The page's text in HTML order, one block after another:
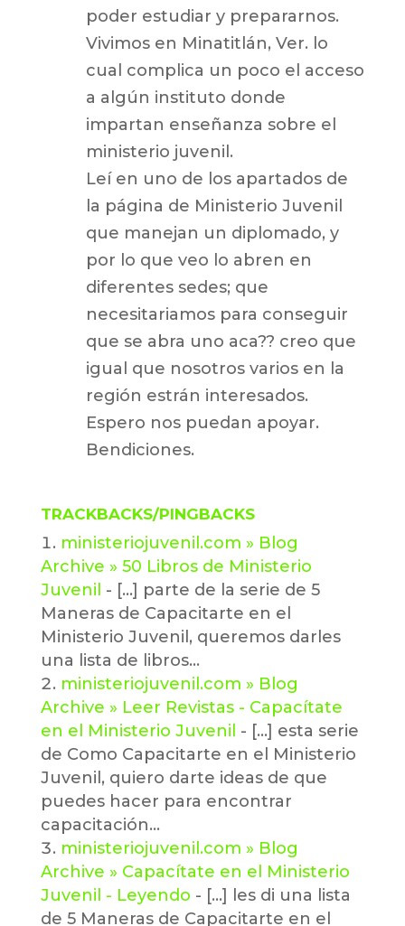
poder estudiar y prepararnos.
Vivimos en Minatitlán, Ver. lo
cual complica un poco el acceso
a algún instituto donde
impartan enseñanza sobre el
ministerio juvenil.
Leí en uno de los apartados de
la página de Ministerio Juvenil
que manejan un diplomado, y
por lo que veo lo abren en
diferentes sedes; que
necesitariamos para conseguir
que se abra uno aca?? creo que
igual que nosotros varios en la
región estrán interesados.
Espero nos puedan apoyar.
Bendiciones.
TRACKBACKS/PINGBACKS
ministeriojuvenil.com » Blog
Archive » 50 Libros de Ministerio
Juvenil - [...] parte de la serie de 5
Maneras de Capacitarte en el
Ministerio Juvenil, queremos darles
una lista de libros…
ministeriojuvenil.com » Blog
Archive » Leer Revistas - Capacítate
en el Ministerio Juvenil - [...] esta serie
de Como Capacitarte en el Ministerio
Juvenil, quiero darte ideas de que
puedes hacer para encontrar
capacitación…
ministeriojuvenil.com » Blog
Archive » Capacítate en el Ministerio
Juvenil - Leyendo - [...] les di una lista
de 5 Maneras de Capacitarte en el